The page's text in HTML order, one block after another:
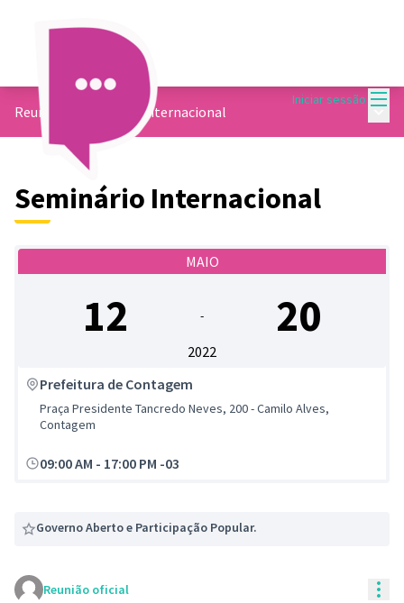
Iniciar sessão
Reunião Seminário Internacional
Seminário Internacional
MAIO
12 - 20
2022
Prefeitura de Contagem
Praça Presidente Tancredo Neves, 200 - Camilo Alves,
Contagem
09:00 AM - 17:00 PM -03
Governo Aberto e Participação Popular.
Reunião oficial